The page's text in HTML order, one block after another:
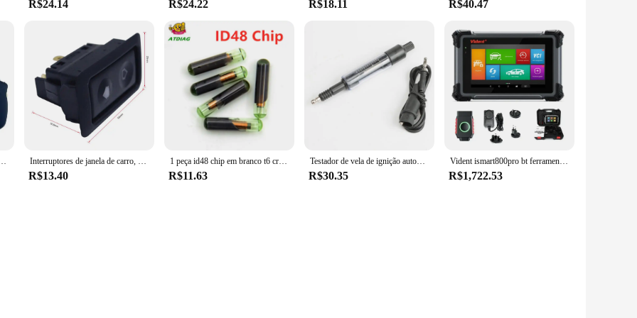
R$24.14 R$24.22 R$18.11 R$40.47
add750 do detector do sistema de ignição do policial do carro Interruptores de janela de carro, 6 pinos, 12v/24v, 20a, controle de energia elétrica automática, levantador de janela, botão de controle para cima/baixo, acessórios universais para carro
R$13.40
1 peça id48 chip em branco t6 crypto desbloquear cópia chave do carro transponder de vidro chip id 48 chip preço de atacado
R$11.63
Testador de vela de ignição automática, diagnóstico automotivo, sistemas de ignição, testador ajustável, medidor de fogo, ferramentas de diagnóstico de carro
R$30.35
Vident ismart800pro bt ferramentas de diagnóstico do carro obd2 scanner bluetooth 40 função reinicialização programador chave teste ativo com pode fd & doip
R$1,722.53